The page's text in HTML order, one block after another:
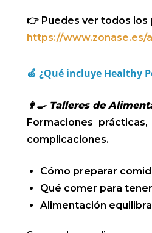
👉 Puedes ver todos los
https://www.zonase.es/
🍏¿Qué incluye Healthy
👩‍🍳 Talleres de
Formaciones
complicaciones.
Cómo preparar
Qué comer para
Alimentación